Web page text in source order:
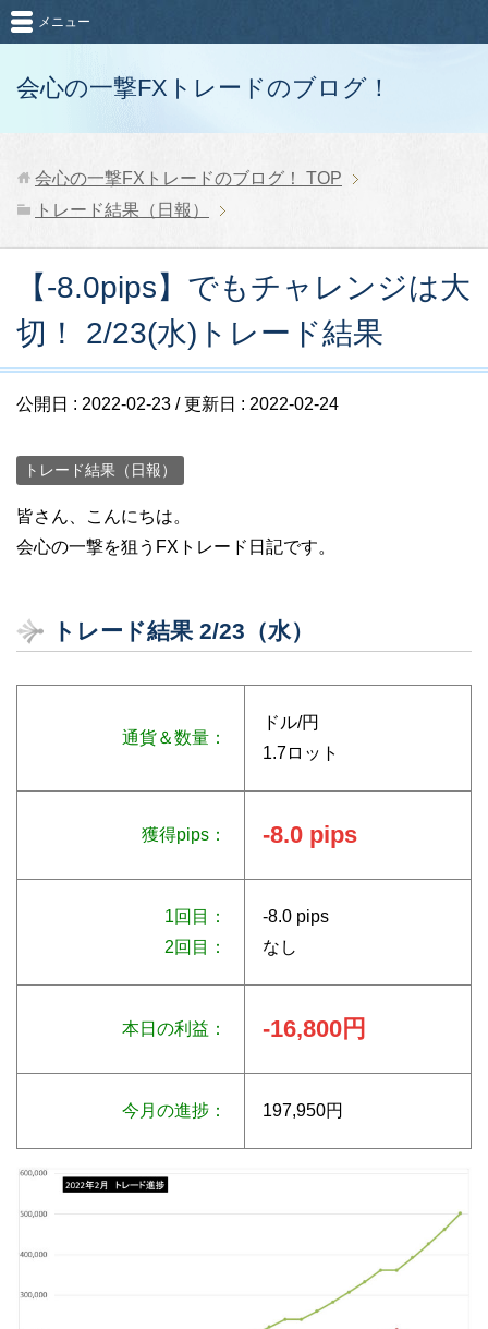
会心の一撃FXトレードのブログ！
メニュー
会心の一撃FXトレードのブログ！
TOP
トレード結果（日報）
【-8.0pips】でもチャレンジは大
切！ 2/23(水)トレード結果
公開日 : 2022-02-23 / 更新日 : 2022-02-24
トレード結果（日報）
皆さん、こんにちは。
会心の一撃を狙うFXトレード日記です。
トレード結果 2/23（水）
通貨＆数量：
ドル/円
1.7ロット
獲得pips： -8.0 pips
1回目：
2回目：
-8.0 pips
なし
本日の利益： -16,800円
今月の進捗： 197,950円